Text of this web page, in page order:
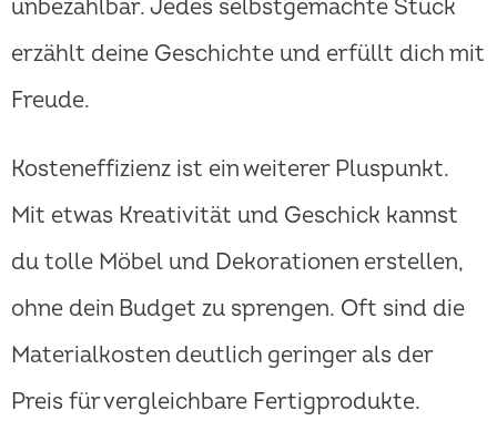
unbezahlbar. Jedes selbstgemachte Stück
erzählt deine Geschichte und erfüllt dich mit
Freude.
Kosteneffizienz ist ein weiterer Pluspunkt.
Mit etwas Kreativität und Geschick kannst
du tolle Möbel und Dekorationen erstellen,
ohne dein Budget zu sprengen. Oft sind die
Materialkosten deutlich geringer als der
Preis für vergleichbare Fertigprodukte.